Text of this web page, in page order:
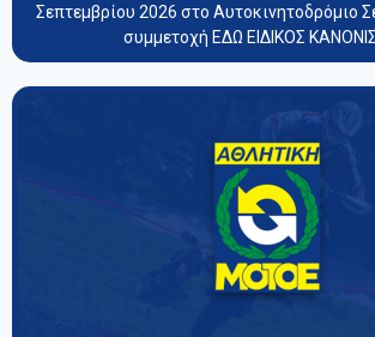
Σεπτεμβρίου 2026 στο Αυτοκινητοδρόμιο
συμμετοχή ΕΔΩ ΕΙΔΙΚΟΣ